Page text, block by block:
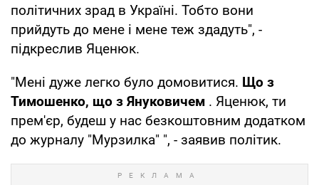
політичних зрад в Україні. Тобто вони
прийдуть до мене і мене теж здадуть", -
підкреслив Яценюк.
"Мені дуже легко було домовитися. Що з
Тимошенко, що з Януковичем . Яценюк, ти
прем'єр, будеш у нас безкоштовним додатком
до журналу "Мурзилка" ", - заявив політик.